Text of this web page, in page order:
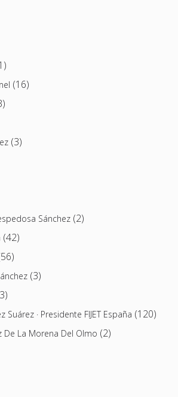
(16)
(3)
Sánchez (2)
(42)
(3)
Suárez · Presidente FIJET España (120)
De La Morena Del Olmo (2)